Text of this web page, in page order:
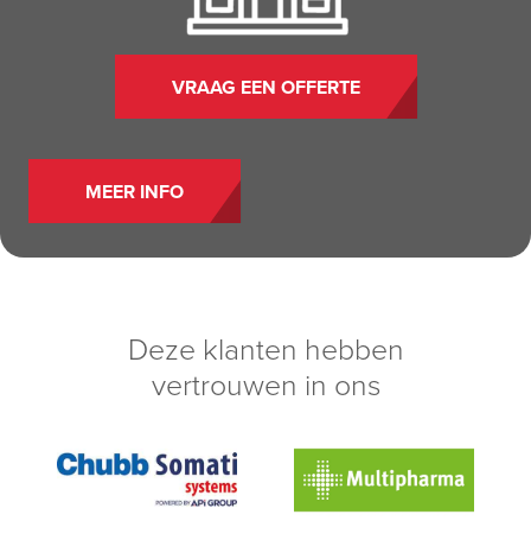
VRAAG EEN OFFERTE
MEER INFO
Deze klanten hebben
vertrouwen in ons